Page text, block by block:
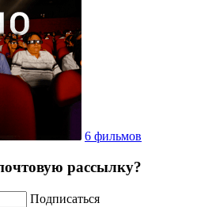
6 фильмов
рассылку?
Подписаться